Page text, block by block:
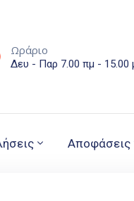
Ωράριο
Δευ - Παρ 7.00 πμ - 15.00
Αποφάσεις